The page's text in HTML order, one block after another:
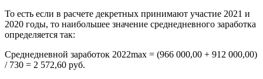
То есть если в расчете декретных принимают участие 2021 и
2020 годы, то наибольшее значение среднедневного заработка
определяется так:
Среднедневной заработок 2022max = (966 000,00 + 912 000,00)
/ 730 = 2 572,60 руб.